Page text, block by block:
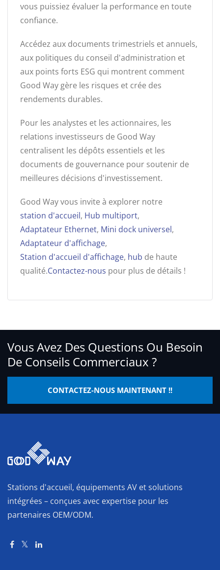
vous puissiez évaluer la performance en toute
confiance.
Accédez aux documents trimestriels et annuels,
aux politiques du conseil d'administration et
aux points forts ESG qui montrent comment
Good Way gère les risques et crée des
rendements durables.
Pour les analystes et les actionnaires, les
relations investisseurs de Good Way
centralisent les dépôts essentiels et les
documents de gouvernance pour soutenir de
meilleures décisions d'investissement.
Good Way vous invite à explorer notre
station d'accueil, Hub multiport,
Adaptateur Ethernet, Mini dock universel,
Adaptateur d'affichage,
Station d'accueil d'affichage, hub de haute
qualité.Contactez-nous pour plus de détails !
Vous Avez Des Questions Ou Besoin
De Conseils Commerciaux ?
CONTACTEZ-NOUS MAINTENANT !!
Stations d'accueil, équipements AV et solutions
intégrées – conçues avec expertise pour les
partenaires OEM/ODM.